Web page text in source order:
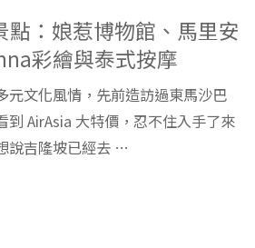
點：娘惹博物館、馬里安
彩繪與泰式按摩
元文化風情，先前造訪過東馬沙巴
到 AirAsia 大特價，忍不住入手了來
說吉隆坡已經去 …